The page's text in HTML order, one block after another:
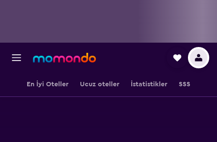
En İyi Oteller Ucuz oteller İstatistikler SSS